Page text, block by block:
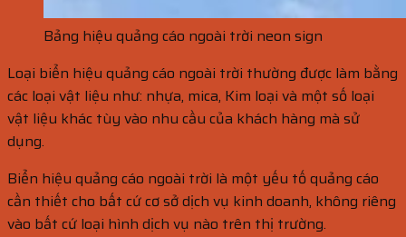
Bảng hiệu quảng cáo ngoài trời neon sign
Loại biển hiệu quảng cáo ngoài trời thường được làm bằng
các loại vật liệu như: nhựa, mica, Kim loại và một số loại
vật liệu khác tùy vào nhu cầu của khách hàng mà sử
dụng.
Biển hiệu quảng cáo ngoài trời là một yếu tố quảng cáo
cần thiết cho bất cứ cơ sở dịch vụ kinh doanh, không riêng
vào bất cứ loại hình dịch vụ nào trên thị trường.